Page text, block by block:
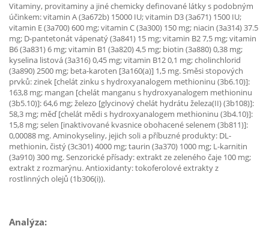
Vitaminy, provitaminy a jiné chemicky definované látky s podobným
účinkem: vitamin A (3a672b) 15000 IU; vitamin D3 (3a671) 1500 IU;
vitamin E (3a700) 600 mg; vitamin C (3a300) 150 mg; niacin (3a314) 37.5
mg; D-pantetonát vápenatý (3a841) 15 mg; vitamin B2 7,5 mg; vitamin
B6 (3a831) 6 mg; vitamin B1 (3a820) 4,5 mg; biotin (3a880) 0,38 mg;
kyselina listová (3a316) 0,45 mg; vitamin B12 0,1 mg; cholinchlorid
(3a890) 2500 mg; beta-karoten [3a160(a)] 1,5 mg. Směsi stopových
prvků: zinek [chelát zinku s hydroxyanalogem methioninu (3b6.10)]:
163,8 mg; mangan [chelát manganu s hydroxyanalogem methioninu
(3b5.10)]: 64,6 mg; železo [glycinový chelát hydrátu železa(II) (3b108)]:
58,3 mg; měď [chelát mědi s hydroxyanalogem methioninu (3b4.10)]:
15,8 mg; selen [inaktivované kvasnice obohacené selenem (3b811)]:
0,00088 mg. Aminokyseliny, jejich soli a příbuzné produkty: DL-
methionin, čistý (3c301) 4000 mg; taurin (3a370) 1000 mg; L-karnitin
(3a910) 300 mg. Senzorické přísady: extrakt ze zeleného čaje 100 mg;
extrakt z rozmarýnu. Antioxidanty: tokoferolové extrakty z
rostlinných olejů (1b306(i)).
Analýza: